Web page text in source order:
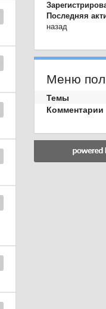
Последняя
назад
Меню
Темы
Комментарии